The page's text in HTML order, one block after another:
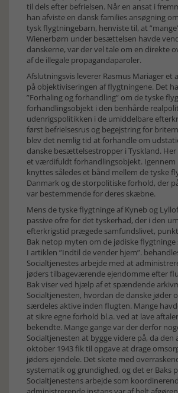
til dels efter befrielsen. Når en ansat i
han afviste en dansk families ansøgning
tysk flygtningebarn, henviste til, at
Wienerbørn under besættelsen havde
danskerne, var der vel tale om en direkte
af de illegale propagandaparoler.
Afslutningsvis leverer Rasmus Mariager et
på objektiviseringen af flygtningene. Det
”Forhaling og forhandling” om de tyske
forhandlingsobjekt i den benhårde
udenrigspolitikken i de umiddelbare
først befrielsesrus og begejstring for
blev det nemlig tid at forhandle om
danske besættelsestropper i Tyskland.
et værdifuldt forhandlingsobjekt. Igennem
knyttes således et bånd mellem de tyske
Danmark og de storpolitiske forhold, der
var bestemmende for deres skæbne.
Mens de tyske flygtninge af Kyneb og
passive ofre for det tyskerhad, der i den
efterkrigstid prægede samfundslivet,
Bak netop myten om de jødiske flygtninge
I artiklen ”Indtil de vender hjem”.
Socialtjenestes arbejde med at
jøders tilbageværende ejendomme efter
Bak viser ved hjælp af et spændende
Socialtjenesten, hvordan de danske jøder
særdeles aktive inden flugten. Mange
at sikre egne forhold bl.a. ved at lave
bekendte. Mange gange var der derfor
Socialtjenesten at bygge videre på, da den
oktober 1943 fik til opgave at drage
jøders ejendele. Det skete med
systematik og grundighed, og det er Baks
Socialtjenestens arbejde som